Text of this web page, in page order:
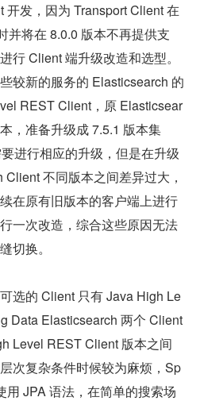
开发，因为 Transport Client 在
并将在 8.0.0 版本不再提供支
行 Client 端升级改造和选型。
较新的服务的 Elasticsearch 的
REST Client，原 Elasticsear
，准备升级成 7.5.1 版本集
进行相应的升级，但是在升级
不同版本之间差异过大，
在原有旧版本的客户端上进行
一次改造，综合这些原因无法
切换。
选的 Client 只有 Java High Le
Data Elasticsearch 两个 Client
Level REST Client 版本之间
次复杂条件时候较为麻烦，Sp
用 JPA 语法，在简单的搜索场